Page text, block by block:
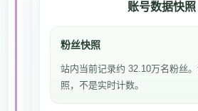
账号数据快照
粉丝快照
站内当前记录约 32.10万名粉丝
照，不是实时计数。